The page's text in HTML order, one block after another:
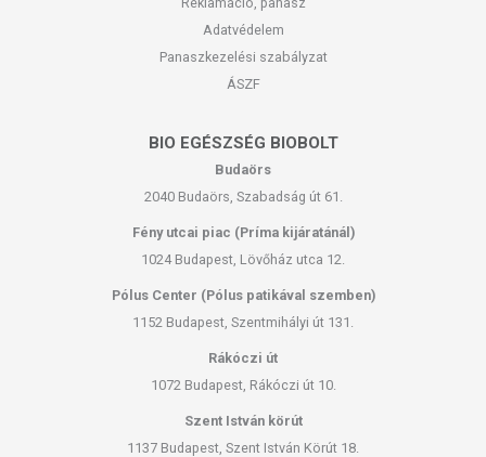
Adatvédelem
Panaszkezelési szabályzat
ÁSZF
BIO EGÉSZSÉG BIOBOLT
Budaörs
2040 Budaörs, Szabadság út 61.
Fény utcai piac (Príma kijáratánál)
1024 Budapest, Lövőház utca 12.
Pólus Center (Pólus patikával szemben)
1152 Budapest, Szentmihályi út 131.
Rákóczi út
1072 Budapest, Rákóczi út 10.
Szent István körút
1137 Budapest, Szent István Körút 18.